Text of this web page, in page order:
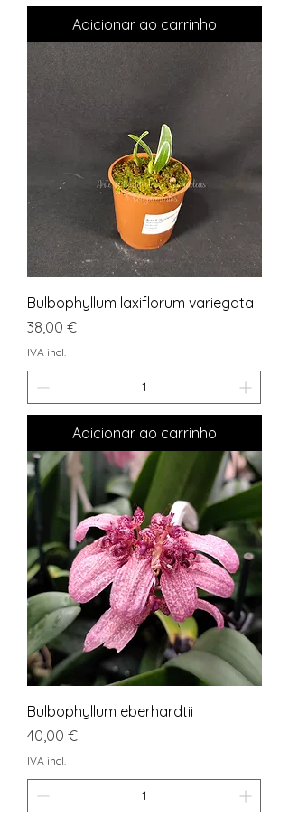
Adicionar ao carrinho
Bulbophyllum laxiflorum variegata
Preço
38,00 €
IVA incl.
Adicionar ao carrinho
Bulbophyllum eberhardtii
Preço
40,00 €
IVA incl.